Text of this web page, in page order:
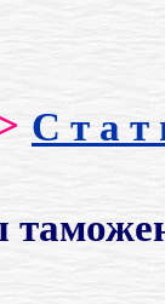
С т а т